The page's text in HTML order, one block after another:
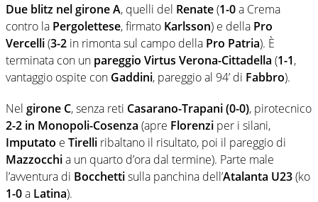
Due blitz nel girone A, quelli del Renate(1-0a Crema
contro la Pergolettese, firmato Karlsson) e della Pro
Vercelli(3-2 in rimonta sul campo della Pro Patria). È
terminata con un pareggio Virtus Verona-Cittadella (1-1,
vantaggio ospite con Gaddini, pareggio al 94’ di Fabbro).
Nel girone C, senza reti Casarano-Trapani (0-0), pirotecnico
2-2 in Monopoli-Cosenza (apre Florenzi per i silani,
Imputato e Tirelli ribaltano il risultato, poi il pareggio di
Mazzocchia un quarto d’ora dal termine). Parte male
l’avventura di Bocchettisulla panchina dell’Atalanta U23(ko
1-0a Latina).